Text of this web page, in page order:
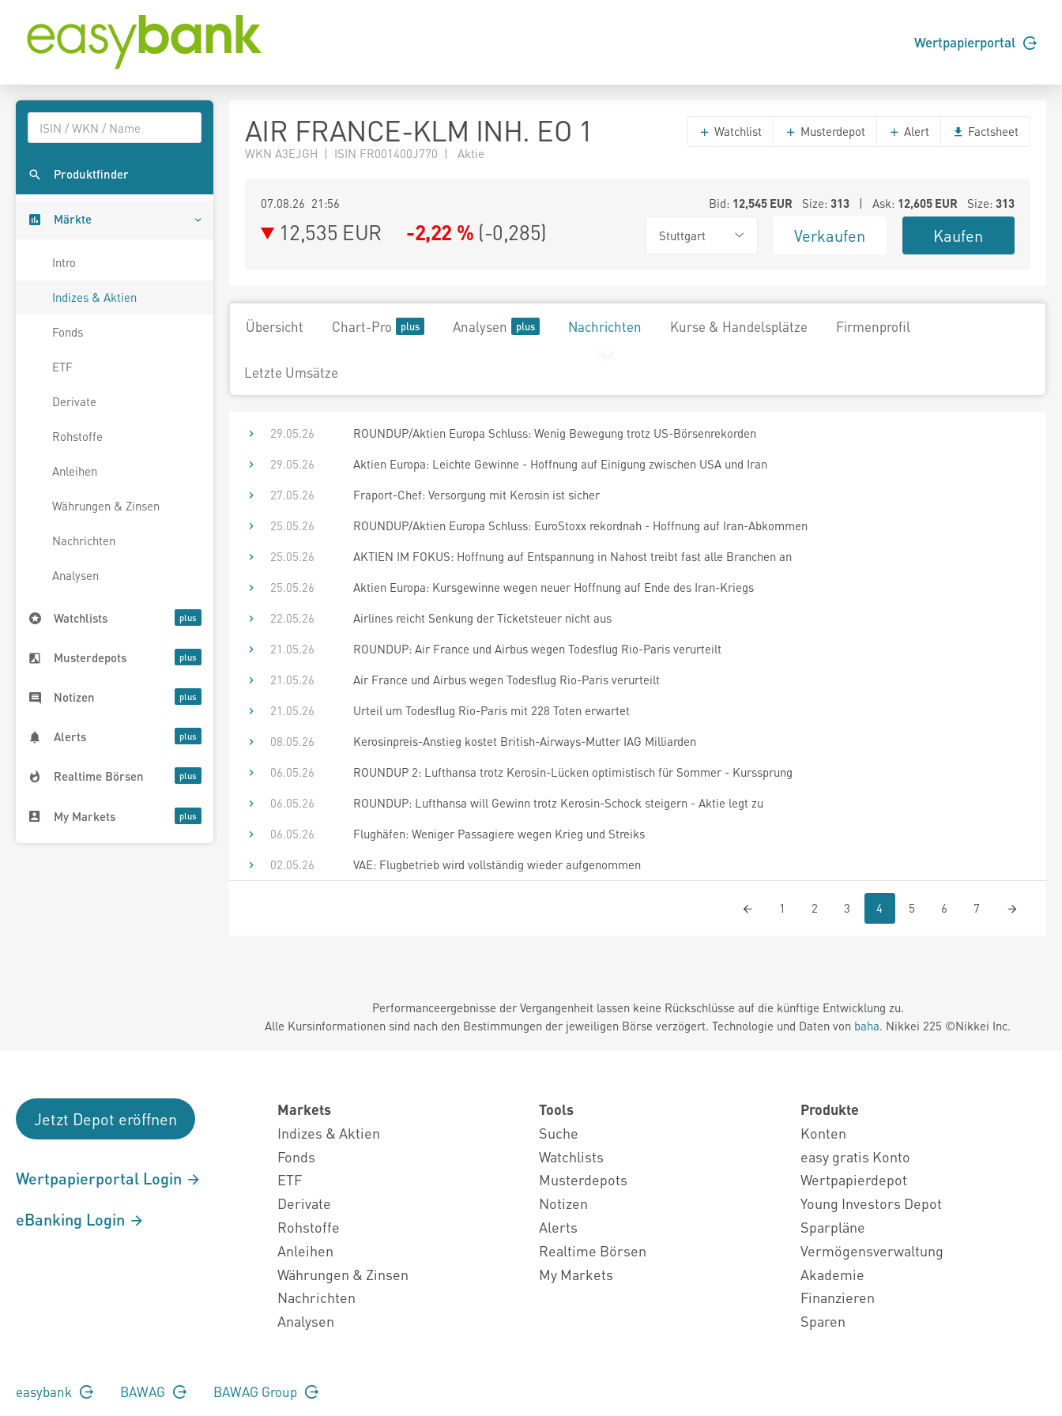
Wertpapierportal
Produktfinder
Märkte
Intro
Indizes & Aktien
Fonds
ETF
Derivate
Rohstoffe
Anleihen
Währungen & Zinsen
Nachrichten
Analysen
Watchlists
Musterdepots
Notizen
Alerts
Realtime Börsen
My Markets
AIR FRANCE-KLM INH. EO 1
WKN A3EJGH | ISIN FR001400J770 | Aktie
Watchlist Musterdepot Alert Factsheet
07.08.26 21:56 Bid: 12,545EUR Size: 313| Ask: 12,605EUR Size: 313
12,535 EUR -2,22 % (-0,285) Stuttgart Verkaufen Kaufen
Übersicht Chart-Pro Analysen Nachrichten Kurse & Handelsplätze Firmenprofil
Letzte Umsätze
29.05.26
ROUNDUP/Aktien Europa Schluss: Wenig Bewegung trotz US-Börsenrekorden
29.05.26
Aktien Europa: Leichte Gewinne - Hoffnung auf Einigung zwischen USA und Iran
27.05.26
Fraport-Chef: Versorgung mit Kerosin ist sicher
25.05.26
ROUNDUP/Aktien Europa Schluss: EuroStoxx rekordnah - Hoffnung auf Iran-Abkommen
25.05.26
AKTIEN IM FOKUS: Hoffnung auf Entspannung in Nahost treibt fast alle Branchen an
25.05.26
Aktien Europa: Kursgewinne wegen neuer Hoffnung auf Ende des Iran-Kriegs
22.05.26
Airlines reicht Senkung der Ticketsteuer nicht aus
21.05.26
ROUNDUP: Air France und Airbus wegen Todesflug Rio-Paris verurteilt
21.05.26
Air France und Airbus wegen Todesflug Rio-Paris verurteilt
21.05.26
Urteil um Todesflug Rio-Paris mit 228 Toten erwartet
08.05.26
Kerosinpreis-Anstieg kostet British-Airways-Mutter IAG Milliarden
06.05.26
ROUNDUP 2: Lufthansa trotz Kerosin-Lücken optimistisch für Sommer - Kurssprung
06.05.26
ROUNDUP: Lufthansa will Gewinn trotz Kerosin-Schock steigern - Aktie legt zu
06.05.26
Flughäfen: Weniger Passagiere wegen Krieg und Streiks
02.05.26
VAE: Flugbetrieb wird vollständig wieder aufgenommen
1 2 3 4 5 6 7
Performanceergebnisse der Vergangenheit lassen keine Rückschlüsse auf die künftige Entwicklung zu.
Alle Kursinformationen sind nach den Bestimmungen der jeweiligen Börse verzögert. Technologie und Daten von baha. Nikkei 225 ©Nikkei Inc.
Jetzt Depot eröffnen
Wertpapierportal Login
eBanking Login
Markets
Indizes & Aktien
Fonds
ETF
Derivate
Rohstoffe
Anleihen
Währungen & Zinsen
Nachrichten
Analysen
Tools
Suche
Watchlists
Musterdepots
Notizen
Alerts
Realtime Börsen
My Markets
Produkte
Konten
easy gratis Konto
Wertpapierdepot
Young Investors Depot
Sparpläne
Vermögensverwaltung
Akademie
Finanzieren
Sparen
easybank BAWAG BAWAG Group